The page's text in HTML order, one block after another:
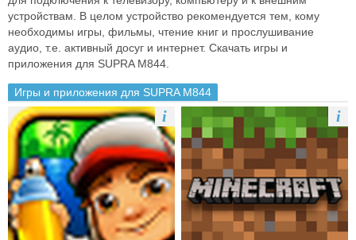
устройствам. В целом устройство рекомендуется тем, кому
необходимы игры, фильмы, чтение книг и прослушивание
аудио, т.е. активный досуг и интернет. Скачать игры и
приложения для SUPRA M844.
Игры и приложения для SUPRA M844
i i